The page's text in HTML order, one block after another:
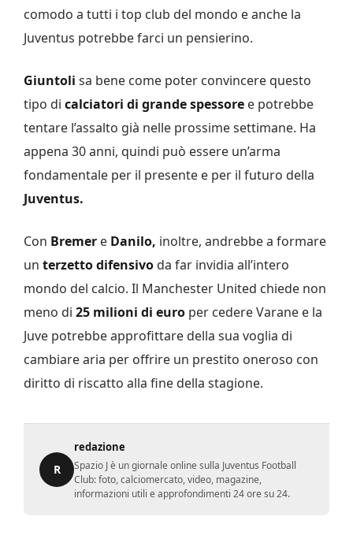
comodo a tutti i top club del mondo e anche la
Juventus potrebbe farci un pensierino.
Giuntoli sa bene come poter convincere questo
tipo di calciatori di grande spessore e potrebbe
tentare l’assalto già nelle prossime settimane. Ha
appena 30 anni, quindi può essere un’arma
fondamentale per il presente e per il futuro della
Juventus.
Con Bremer e Danilo, inoltre, andrebbe a formare
un terzetto difensivo da far invidia all’intero
mondo del calcio. Il Manchester United chiede non
meno di 25 milioni di euro per cedere Varane e la
Juve potrebbe approfittare della sua voglia di
cambiare aria per offrire un prestito oneroso con
diritto di riscatto alla fine della stagione.
R
redazione
Spazio J è un giornale online sulla Juventus Football
Club: foto, calciomercato, video, magazine,
informazioni utili e approfondimenti 24 ore su 24.